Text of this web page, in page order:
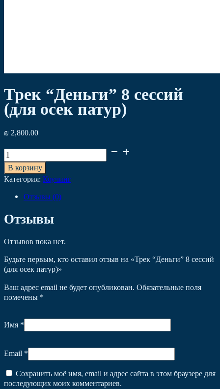
Трек “Деньги” 8 сессий
(для осек патур)
₪ 2,800.00
Количество
товара
Трек
"Деньги"
сессий
осек
В корзину
Категория: Коучинг
Отзывы (0)
Отзывы
Отзывов пока нет.
Будьте первым, кто оставил отзыв на «Трек “Деньги” 8 сессий
(для осек патур)»
Ваш адрес email не будет опубликован. Обязательные поля
помечены *
Имя *
Email *
Сохранить моё имя, email и адрес сайта в этом браузере для
последующих моих комментариев.